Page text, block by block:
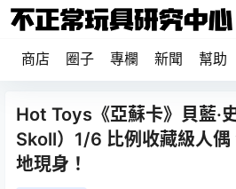
商店 圈子 專欄 新聞 幫助
Hot Toys《亞蘇卡》貝藍·
Skoll）1/6 比例收藏級人偶
地現身！